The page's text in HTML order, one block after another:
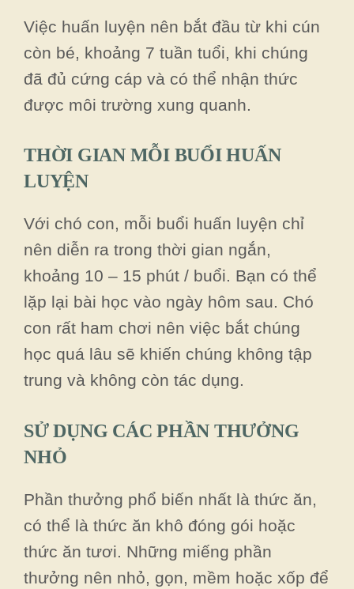
Việc huấn luyện nên bắt đầu từ khi cún
còn bé, khoảng 7 tuần tuổi, khi chúng
đã đủ cứng cáp và có thể nhận thức
được môi trường xung quanh.
THỜI GIAN MỖI BUỔI HUẤN
LUYỆN
Với chó con, mỗi buổi huấn luyện chỉ
nên diễn ra trong thời gian ngắn,
khoảng 10 – 15 phút / buổi. Bạn có thể
lặp lại bài học vào ngày hôm sau. Chó
con rất ham chơi nên việc bắt chúng
học quá lâu sẽ khiến chúng không tập
trung và không còn tác dụng.
SỬ DỤNG CÁC PHẦN THƯỞNG
NHỎ
Phần thưởng phổ biến nhất là thức ăn,
có thể là thức ăn khô đóng gói hoặc
thức ăn tươi. Những miếng phần
thưởng nên nhỏ, gọn, mềm hoặc xốp để